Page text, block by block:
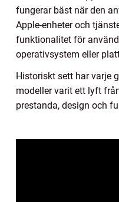
fungerar bäst när den
Apple-enheter och
funktionalitet för
operativsystem eller
Historiskt sett har varje
modeller varit ett lyft
prestanda, design och